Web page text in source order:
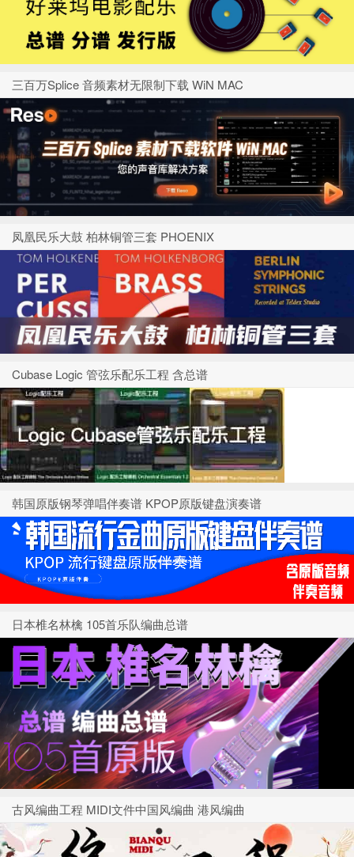
三百万Splice 音频素材无限制下载 WiN MAC
凤凰民乐大鼓 柏林铜管三套 PHOENIX
Cubase Logic 管弦乐配乐工程 含总谱
韩国原版钢琴弹唱伴奏谱 KPOP原版键盘演奏谱
日本椎名林檎 105首乐队编曲总谱
古风编曲工程 MIDI文件中国风编曲 港风编曲